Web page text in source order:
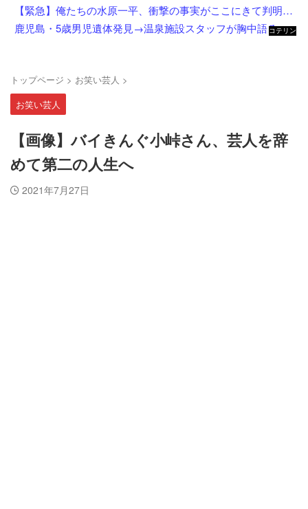
【緊急】俺たちの水原一平、衝撃の事実がここにきて判明！！一発逆転へ！！←これw w w w w w w w w
鹿児島・5歳男児遺体発見→温泉施設スタッフが胸中語るコテリン
トップページ > お笑い芸人 >
お笑い芸人
【画像】バイきんぐ小峠さん、芸人を辞
めて第二の人生へ
2021年7月27日